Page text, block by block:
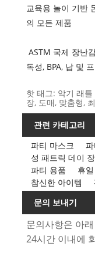
교육용 놀이 기반
의 모든 제품
ASTM 국제 장난
독성, BPA, 납 및
핫 태그: 악기 래
장, 도매, 맞춤형,
관련 카테고리
파티 마스크
성 패트릭 데이
파티 용품
휴
참신한 아이템
문의 보내기
문의사항은 아
24시간 이내에